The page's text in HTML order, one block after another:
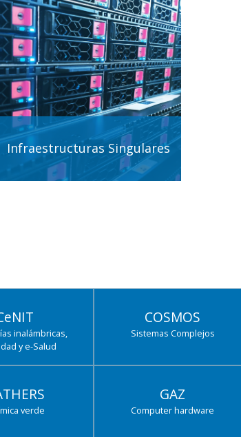
Infraestructuras Singulares
inalámbricas,
y e-Salud
COSMOS
Sistemas Complejos
verde
GAZ
Computer hardware